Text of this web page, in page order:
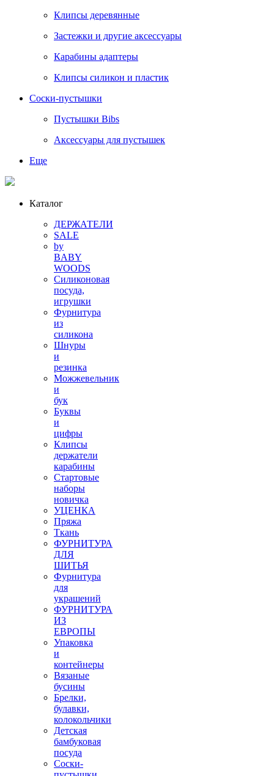
Клипсы деревянные
Застежки и другие аксессуары
Карабины адаптеры
Клипсы силикон и пластик
Соски-пустышки
Пустышки Bibs
Аксессуары для пустышек
Еще
Каталог
ДЕРЖАТЕЛИ
SALE
by
BABY
WOODS
Силиконовая
посуда,
игрушки
Фурнитура
из
силикона
Шнуры
и
резинка
Можжевельник
и
бук
Буквы
и
цифры
Клипсы
держатели
карабины
Стартовые
наборы
новичка
УЦЕНКА
Пряжа
Ткань
ФУРНИТУРА
ДЛЯ
ШИТЬЯ
Фурнитура
для
украшений
ФУРНИТУРА
ИЗ
ЕВРОПЫ
Упаковка
и
контейнеры
Вязаные
бусины
Брелки,
булавки,
колокольчики
Детская
бамбуковая
посуда
Соски-